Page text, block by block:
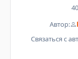
Автор:
Связаться с